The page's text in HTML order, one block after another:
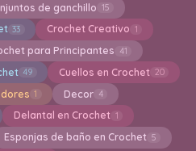
de ganchillo 15
33 Crochet Creativo 1
para Principantes 41
49 Cuellos en Crochet 20
1 Decor 4
Delantal en Crochet 1
Esponjas de baño en Crochet 5